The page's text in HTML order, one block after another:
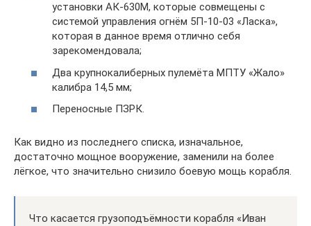
установки АК-630М, которые совмещены с
системой управления огнём 5П-10-03 «Ласка»,
которая в данное время отлично себя
зарекомендовала;
Два крупнокалиберных пулемёта МПТУ «Жало»
калибра 14,5 мм;
Переносные ПЗРК.
Как видно из последнего списка, изначальное,
достаточно мощное вооружение, заменили на более
лёгкое, что значительно снизило боевую мощь корабля.
Что касается грузоподъёмности корабля «Иван